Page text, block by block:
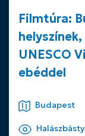
Filmtúra:
UNESCO
ebéddel
Budapest